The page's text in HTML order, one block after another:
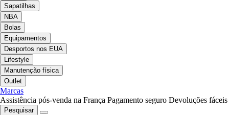
Sapatilhas
NBA
Bolas
Equipamentos
Desportos nos EUA
Lifestyle
Manutenção física
Outlet
Marcas
Assistência pós-venda na França Pagamento seguro Devoluções fáceis
Pesquisar